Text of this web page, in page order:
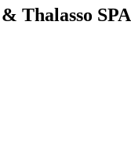
Thalasso SPA